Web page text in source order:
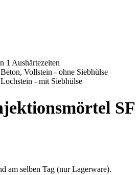
SF
am selben Tag (nur Lagerware).